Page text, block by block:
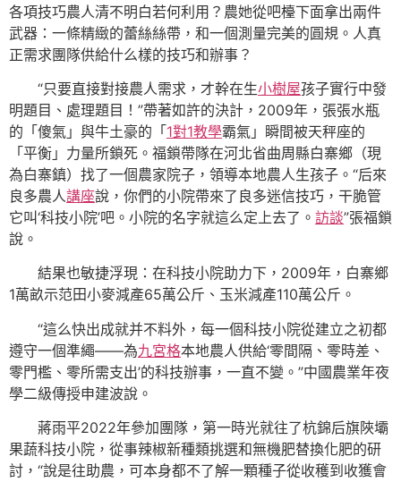
各項技巧農人清不明白若何利用？農她從吧檯下面拿出兩件
武器：一條精緻的蕾絲絲帶，和一個測量完美的圓規。人真
正需求團隊供給什么樣的技巧和辦事？
“只要直接對接農人需求，才幹在生小樹屋孩子實行中發
明題目、處理題目！”帶著如許的決計，2009年，張張水瓶
的「傻氣」與牛土豪的「 1對1教學霸氣」瞬間被天秤座的
「平衡」力量所鎖死。福鎖帶隊在河北省曲周縣白寨鄉（現
為白寨鎮）找了一個農家院子，領導本地農人生孩子。“后來
良多農人講座說，你們的小院帶來了良多迷信技巧，干脆管
它叫‘科技小院’吧。小院的名字就這么定上去了。 訪談”張福鎖
說。
結果也敏捷浮現：在科技小院助力下，2009年，白寨鄉
1萬畝示范田小麥減產65萬公斤、玉米減產110萬公斤。
“這么快出成就并不料外，每一個科技小院從建立之初都
遵守一個準繩——為九宮格本地農人供給‘零間隔、零時差、
零門檻、零所需支出’的科技辦事，一直不變。”中國農業年夜
學二級傳授申建波說。
蔣雨平2022年參加團隊，第一時光就往了杭錦后旗陜壩
果蔬科技小院，從事辣椒新種類挑選和無機肥替換化肥的研
討，“說是往助農，可本身都不了解一顆種子從收穫到收獲會